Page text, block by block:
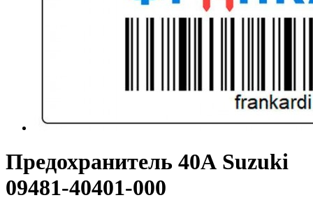
Предохранитель 40А Suzuki
09481-40401-000